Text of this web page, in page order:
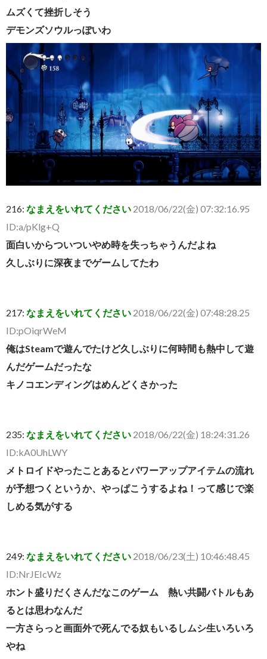
ムズくて挫折しそう
デモンズソウルっぽいわ
216: なまえをいれてください 2018/06/22(金) 07:32:16.95
ID:a/pKlg+Q
面白いからついついやめ時を失っちゃうんだよね
久しぶりに深夜までゲームしてたわ
217: なまえをいれてください 2018/06/22(金) 07:48:28.25
ID:pOiqrWeM
俺はSteamで遊んでたけど久しぶりに何時間も熱中して遊
んだゲームだったな
キノコエンディングはめんどくさかった
235: なまえをいれてください 2018/06/22(金) 18:24:31.26
ID:kA0UhLWY
メトロイドやったことあるとパワーアップアイテムの流れ
が予想つくというか、やっぱこうするよね！って感じで楽
しめる気がする
249: なまえをいれてください 2018/06/23(土) 10:46:48.45
ID:NrJEIcWz
ホント盛りだくさんだなこのゲーム 熱い共闘バトルもあ
るとは思わなんだ
一方さらっと画面外で死んでる奴もいるしムシ生いろいろ
やね